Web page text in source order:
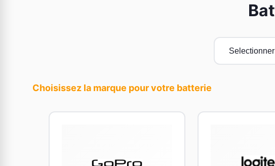
Choisissez la marque pour votre batterie